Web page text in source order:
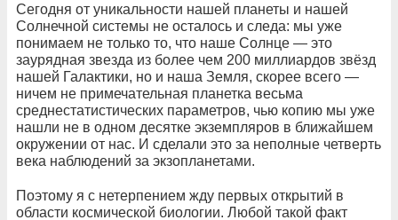
Сегодня от уникальности нашей планеты и нашей
Солнечной системы не осталось и следа: мы уже
понимаем не только то, что наше Солнце — это
заурядная звезда из более чем 200 миллиардов звёзд
нашей Галактики, но и наша Земля, скорее всего —
ничем не примечательная планетка весьма
среднестатистических параметров, чью копию мы уже
нашли не в одном десятке экземпляров в ближайшем
окружении от нас. И сделали это за неполные четверть
века наблюдений за экзопланетами.
Поэтому я с нетерпением жду первых открытий в
области космической биологии. Любой такой факт